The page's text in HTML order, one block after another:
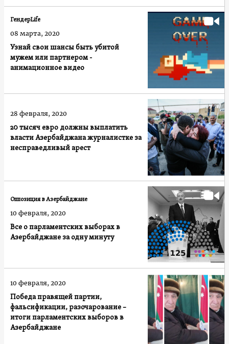
Узнай свои шансы быть убитой
мужем или партнером -
анимационное видео
ГендерLife
08 марта, 2020
20 тысяч евро должны выплатить
власти Азербайджана журналистке за
несправедливый арест
28 февраля, 2020
Все о парламентских выборах в
Азербайджане за одну минуту
Оппозиция в Азербайджане
10 февраля, 2020
Победа правящей партии,
фальсификации, разочарование –
итоги парламентских выборов в
Азербайджане
10 февраля, 2020